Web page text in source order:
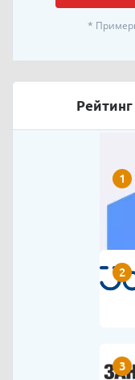
*
1
2
3